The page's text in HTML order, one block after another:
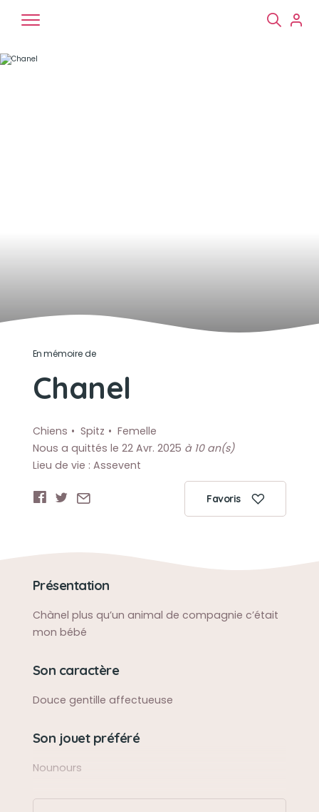
En mémoire de
Chanel
Chiens Spitz
Femelle
Nous a quittés le 22 Avr. 2025 à 10 an(s)
Lieu de vie : Assevent
Favoris
Présentation
Chànel plus qu’un animal de compagnie c’était
mon bébé
Son caractère
Douce gentille affectueuse
Son jouet préféré
Nounours